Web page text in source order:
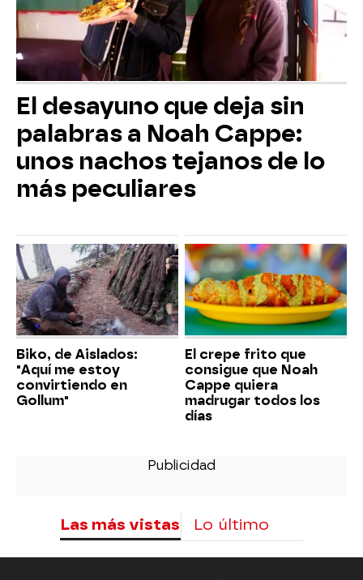
El desayuno que deja sin
palabras a Noah Cappe:
unos nachos tejanos de lo
más peculiares
Biko, de Aislados:
"Aquí me estoy
convirtiendo en
Gollum"
El crepe frito que
consigue que Noah
Cappe quiera
madrugar todos los
días
Las más vistas Lo último